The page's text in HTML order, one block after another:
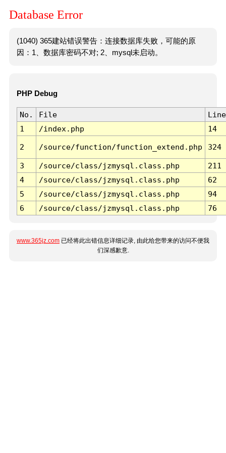
Database Error
(1040) 365建站错误警告：连接数据库失败，可能的原
因：1、数据库密码不对; 2、mysql未启动。
PHP Debug
No. File
Line
1
/index.php 14
2 /source/function/function_extend.php 324
3 /source/class/jzmysql.class.php
211
4
/source/class/jzmysql.class.php
62
5
/source/class/jzmysql.class.php
94
6
/source/class/jzmysql.class.php 76
www.365jz.com 已经将此出错信息详细记录, 由此给您带来的访问不便我
们深感歉意.